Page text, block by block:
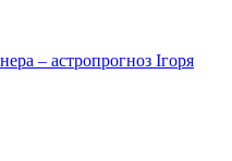
– астропрогноз Ігоря